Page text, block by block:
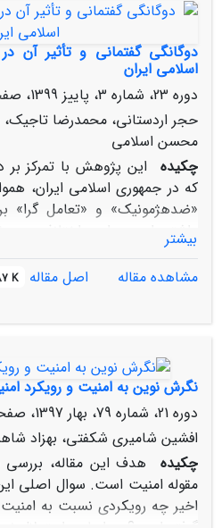
دوگانگی گفتمانی و تأثیر
اسلامی ایران
دوره 23، شماره 3، پاییز 1399، صفحه
حجر اردستانی، محمدرضا
محسن اسلامی
چکیده
این پژوهش با تمرکز
که در جمهوری اسلامی ایران،
«ضدهژمونیک» و «تعامل گرا»
داشته است. این اختلاف می
جمهوری اسلامی ایران به رویکرد
یا به رویکرد خودمتناقضی با دو
«تعامل‏ گرا» را بی‏آنکه متناقض
نوین زبانی قرار دهد.
بیشتر
مشاهده مقاله
اصل مقاله K
نگرش نوین به امنیت و رویکرد
دوره 21، شماره 79، بهار 1397، صفحه
افشین شامیری شکفتی، بهزاد
چکیده
هدف این مقاله، بررسی
مقوله امنیت است. سوال اصلی
اخیر چه رویکردی نسبت به